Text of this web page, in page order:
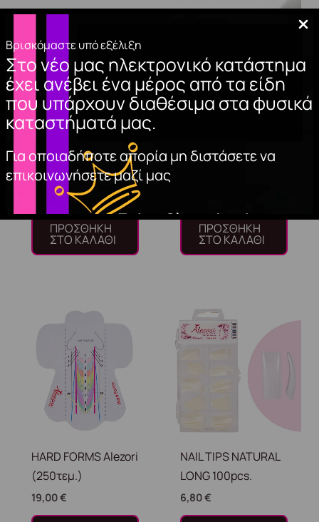
Βρισκόμαστε υπό εξέλιξη
Στο νέο μας ηλεκτρονικό κατάστημα
έχει ανέβει ένα μέρος από τα είδη
που υπάρχουν διαθέσιμα στα φυσικά
καταστήματά μας.
Για οποιαδήποτε απορία μη διστάσετε να
επικοινωνήσετε μαζί μας
TOP COAT NON
WIPE (HEMA FREE)
11,00€
ΠΡΟΣΘΉΚΗ
ΣΤΟ ΚΑΛΆΘΙ
GEL POLISH
ΠΡΟΣΘΉΚΗ
ΣΤΟ ΚΑΛΆΘΙ
HARD FORMS Alezori
(250τεμ.)
19,00€
NAIL TIPS NATURAL
LONG 100pcs.
6,80€